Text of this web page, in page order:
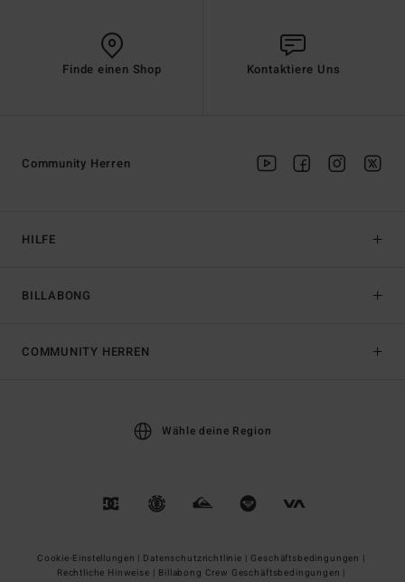
Finde einen Shop Kontaktiere Uns
HILFE
BILLABONG
Community Herren
COMMUNITY HERREN
Wähle deine Region
Cookie-Einstellungen | Datenschutzrichtlinie | Geschäftsbedingungen |
Rechtliche Hinweise | Billabong Crew Geschäftsbedingungen |